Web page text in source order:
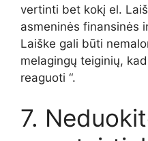
vertinti bet kokį el.
asmeninės finansinės
Laiške gali būti
melagingų teiginių,
reaguoti “.
7.